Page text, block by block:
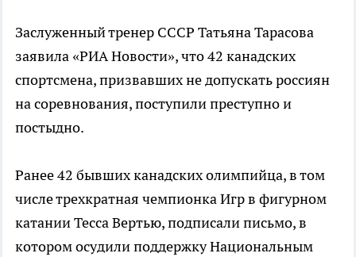
Заслуженный тренер СССР Татьяна Тарасова
заявила «РИА Новости», что 42 канадских
спортсмена, призвавших не допускать россиян
на соревнования, поступили преступно и
постыдно.
Ранее 42 бывших канадских олимпийца, в том
числе трехкратная чемпионка Игр в фигурном
катании Тесса Вертью, подписали письмо, в
котором осудили поддержку Национальным